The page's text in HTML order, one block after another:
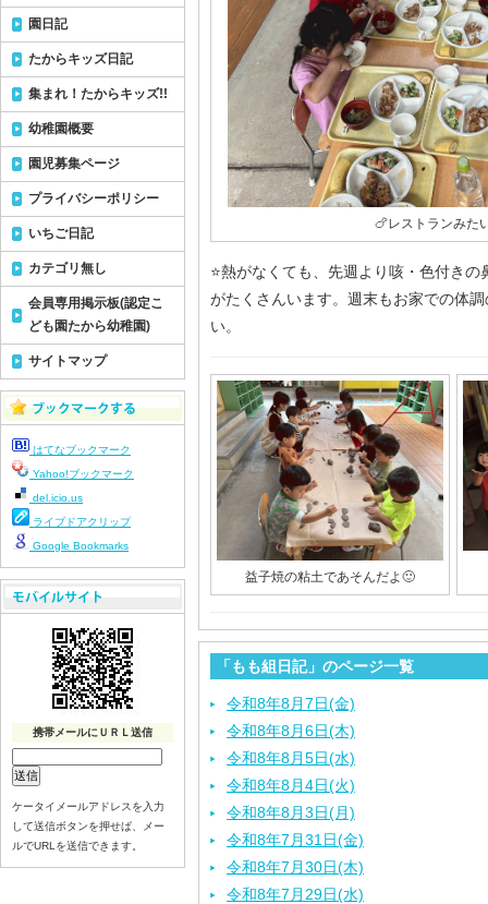
🍗レストランみた
⭐️熱がなくても、先週より咳・色付き
がたくさんいます。週末もお家での体
い。
益子焼の粘土であそんだよ🙂
「もも組日記」のページ一覧
令和8年8月7日(金)
令和8年8月6日(木)
令和8年8月5日(水)
令和8年8月4日(火)
令和8年8月3日(月)
令和8年7月31日(金)
令和8年7月30日(木)
令和8年7月29日(水)
園日記
たからキッズ日記
集まれ！たからキッズ!!
幼稚園概要
園児募集ページ
プライバシーポリシー
いちご日記
カテゴリ無し
会員専用掲示板(認定こ
ども園たから幼稚園)
サイトマップ
はてなブックマーク
Yahoo!ブックマーク
del.icio.us
ライブドアクリップ
Google Bookmarks
携帯メールにＵＲＬ送信
ケータイメールアドレスを入力
して送信ボタンを押せば、メー
ルでURLを送信できます。